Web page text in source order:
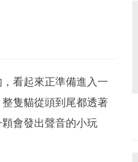
看起來正準備進入一
隻貓從頭到尾都透著
會發出聲音的小玩